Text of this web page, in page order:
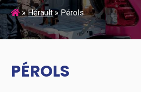
»Hérault»Pérols
PÉROLS